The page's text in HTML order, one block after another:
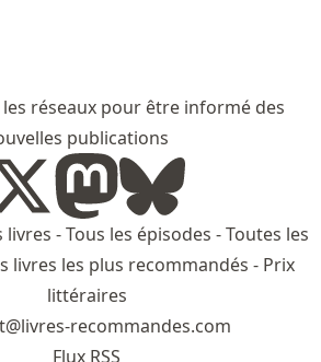
réseaux pour être informé des
publications
livres -Tous les épisodes -Toutes les
livres les plus recommandés - Prix
littéraires
recommandes.com
Flux RSS